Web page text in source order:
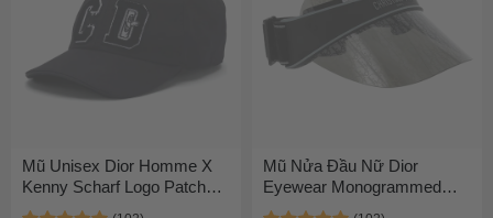
Mũ Unisex Dior Homme X
Kenny Scharf Logo Patch
Baseball Cap
Mũ Nửa Đầu Nữ Dior
Eyewear Monogrammed
Visor Cap CLUBV1U11A8